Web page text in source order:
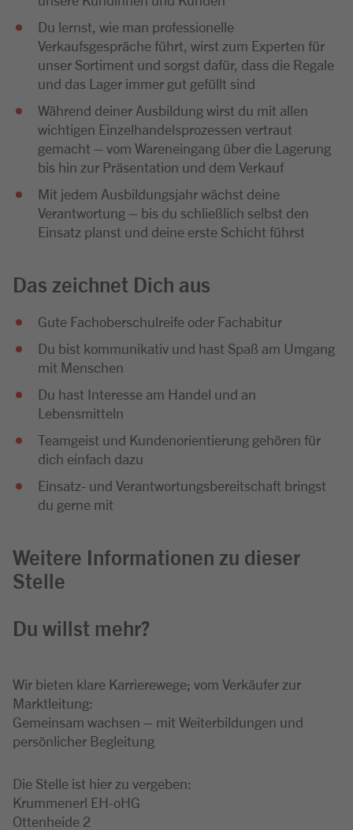
Du lernst, wie man professionelle
Verkaufsgespräche führt, wirst zum Experten für
unser Sortiment und sorgst dafür, dass die Regale
und das Lager immer gut gefüllt sind
Während deiner Ausbildung wirst du mit allen
wichtigen Einzelhandelsprozessen vertraut
gemacht – vom Wareneingang über die Lagerung
bis hin zur Präsentation und dem Verkauf
Mit jedem Ausbildungsjahr wächst deine
Verantwortung – bis du schließlich selbst den
Einsatz planst und deine erste Schicht führst
Das zeichnet Dich aus
Gute Fachoberschulreife oder Fachabitur
Du bist kommunikativ und hast Spaß am Umgang
mit Menschen
Du hast Interesse am Handel und an
Lebensmitteln
Teamgeist und Kundenorientierung gehören für
dich einfach dazu
Einsatz- und Verantwortungsbereitschaft bringst
du gerne mit
Weitere Informationen zu dieser
Stelle
Du willst mehr?
Wir bieten klare Karrierewege; vom Verkäufer zur
Marktleitung:
Gemeinsam wachsen – mit Weiterbildungen und
persönlicher Begleitung
Die Stelle ist hier zu vergeben:
Krummenerl EH-oHG
Ottenheide 2